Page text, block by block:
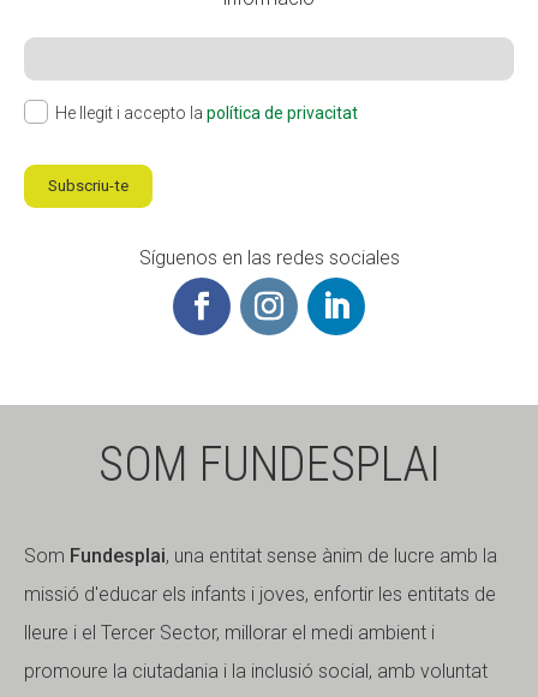
He llegit i accepto la política de privacitat
Subscriu-te
Síguenos en las redes sociales
SOM FUNDESPLAI
Som Fundesplai, una entitat sense ànim de lucre amb la
missió d'educar els infants i joves, enfortir les entitats de
lleure i el Tercer Sector, millorar el medi ambient i
promoure la ciutadania i la inclusió social, amb voluntat